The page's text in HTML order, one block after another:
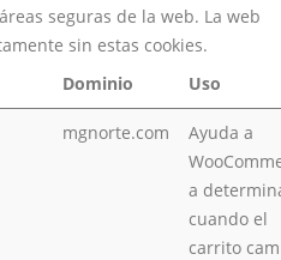
seguras de la web. La web
sin estas cookies.
Dominio Uso
mgnorte.com
Ayuda a
a
cuando el
carrito